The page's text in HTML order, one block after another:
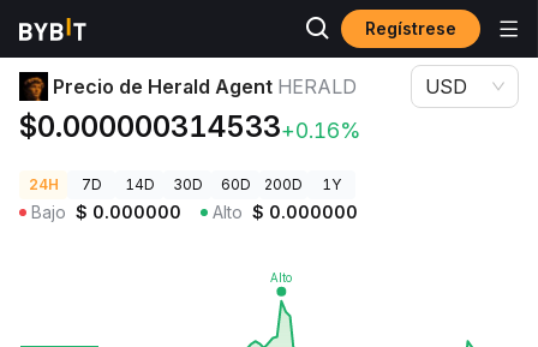
Regístrese
Precios de Criptomonedas Precio de Herald Agent HERALD
Precio de Herald Agent HERALD
$0.000000314533+0.16%
USD
24H 7D 14D 30D 60D 200D 1Y
Bajo $ 0.000000 Alto $ 0.000000